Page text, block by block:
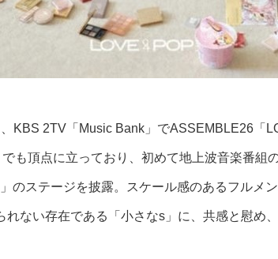
KBS 2TV「Music Bank」でASSEMBLE26「
も頂点に立っており、初めて地上波音楽番組
ステージを披露。スケール感のあるフルメ
ない存在である「小さなs」に、共感と慰め